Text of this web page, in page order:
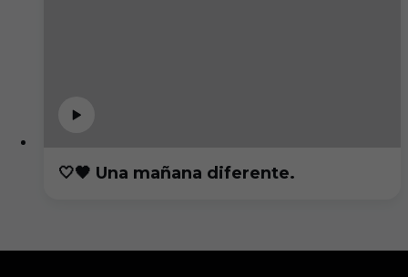
🤍🖤 Una mañana diferente.